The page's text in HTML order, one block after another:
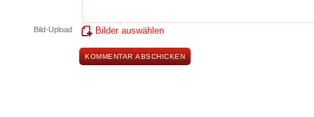
Bild-Upload Bilder auswählen